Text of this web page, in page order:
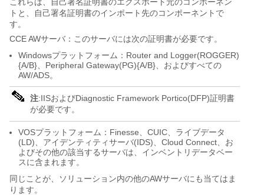
トと、自己署名証明書のインポート先のコンポーネントで
す。
CCE AWサーバ：このサーバには次の証明書が必要です。
Windowsプラットフォーム：Router and Logger(ROGGER)
{A/B}、Peripheral Gateway(PG){A/B}、およびすべての
AW/ADS。
注:IISおよびDiagnostic Framework Portico(DFP)証明書
が必要です。
VOSプラットフォーム：Finesse、CUIC、ライブデータ
(LD)、アイデンティティサーバ(IDS)、Cloud Connect、お
よびその他の該当するサーバは、インベントリデータベー
スに含まれます。
同じことが、ソリューション内の他のAWサーバにも当てはま
ります。